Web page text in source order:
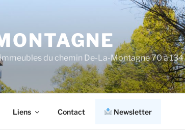
du chemin De-La-Montagne 70 à 134
Liens Contact Newsletter